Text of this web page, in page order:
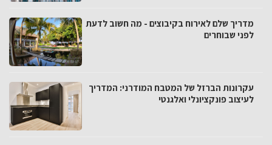
מדריך שלם לאירוח בקיבוצים - מה חשוב לדעת
לפני שבוחרים
עקרונות הברזל של המטבח המודרני: המדריך
לעיצוב פונקציונלי ואלגנטי